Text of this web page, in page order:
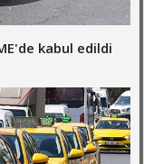
kabul edildi